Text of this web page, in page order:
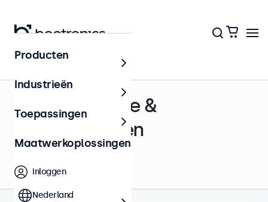
Documentatie &
Certificeringen
Producten
Industrieën
Toepassingen
Maatwerkoplossingen
Inloggen
Nederland